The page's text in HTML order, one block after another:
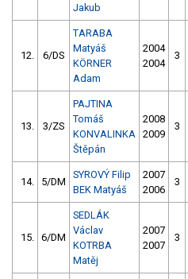
Jakub
12. 6/DS
TARABA
Matyáš
KÖRNER
Adam
2004
2004
3
13. 3/ZS
PAJTINA
Tomáš
KONVALINKA
Štěpán
2008
2009
3
14. 5/DM
SYROVÝ Filip
BEK Matyáš
2007
2006
3
15. 6/DM
SEDLÁK
Václav
KOTRBA
Matěj
2007
2007
3